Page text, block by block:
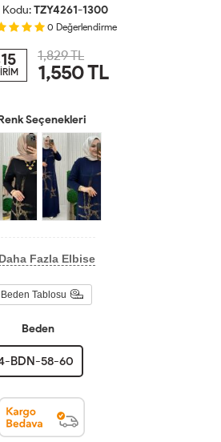
Kodu:TZY4261-1300
0 Değerlendirme
1,829 TL
1,550TL
Seçenekleri
Daha Fazla Elbise
Beden Tablosu
Beden
BDN-58-60